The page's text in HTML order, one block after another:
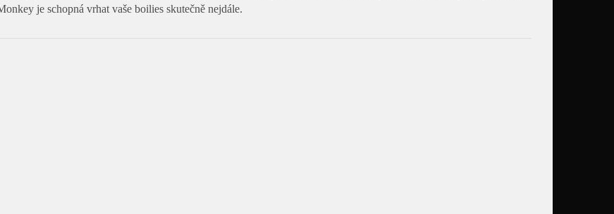
je schopná vrhat vaše boilies skutečně nejdále.